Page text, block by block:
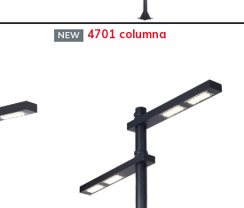
NEW 4701 columna